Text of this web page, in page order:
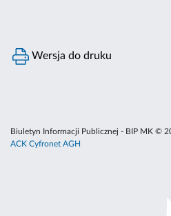
Wersja do druku
Biuletyn Informacji Publicznej - BIP MK ©
ACK Cyfronet AGH